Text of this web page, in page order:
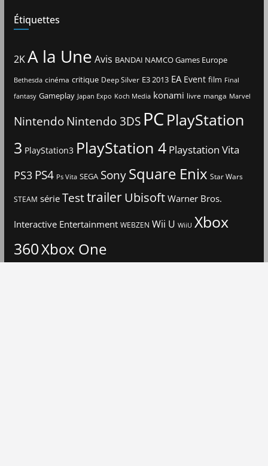
Étiquettes
2KA la Une Avis BANDAI NAMCO Games Europe
Bethesda cinéma critique Deep Silver E3 2013 EA Event film Final
fantasy Gameplay Japan Expo Koch Media konami livre manga Marvel
Nintendo Nintendo 3DS PCPlayStation
3 PlayStation3 PlayStation 4 Playstation Vita
PS3 PS4 Ps Vita SEGA Sony Square Enix Star Wars
STEAM série TesttrailerUbisoftWarner Bros.
Interactive Entertainment WEBZEN Wii U WiiU Xbox
360Xbox One